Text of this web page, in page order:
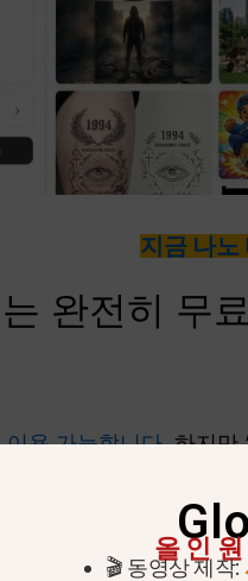
지금 나노
완전히 무
이용 가능합니다, 하지만
프롬프트 테스트, 이
자를 위해 구글은 모든
구분하고 있습니다.
올인
🎬 동영상 제작: